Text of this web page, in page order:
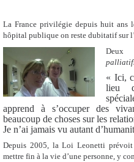
La France privilégie depuis huit ans
hôpital publique on reste dubitatif sur
« Ici,
lieu
apprend à s’occuper des
beaucoup de choses sur les
Je n’ai jamais vu autant
Depuis 2005, la Loi Leonetti
mettre fin à la vie d’une personne, y